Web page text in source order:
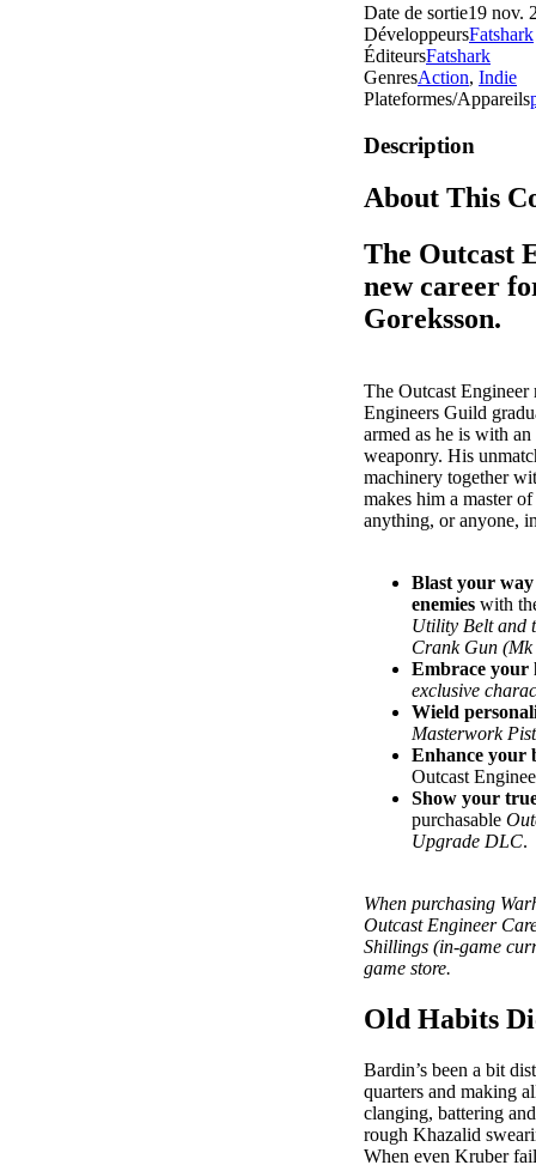
Date de sortie19 nov.
DéveloppeursFatshark
ÉditeursFatshark
GenresAction, Indie
Plateformes/Appareils
Description
About This
The Outcast
new career
Goreksson.
The Outcast Engineer
Engineers Guild
armed as he is with
weaponry. His
machinery together
makes him a master
anything, or anyone,
Blast your
enemies with
Utility Belt and
Crank Gun
Embrace your
exclusive
Wield
Masterwork
Enhance your
Outcast
Show your
purchasable
Upgrade DLC.
When purchasing
Outcast Engineer
Shillings (in-game
game store.
Old Habits
Bardin’s been a bit
quarters and making
clanging, battering
rough Khazalid
When even Kruber